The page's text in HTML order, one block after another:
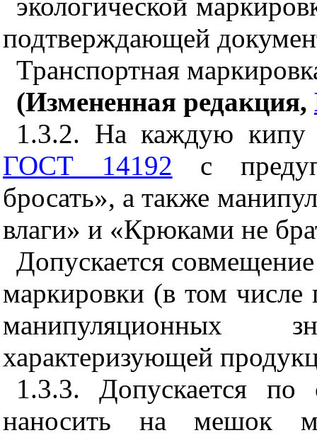
подтверждающей
Транспортная
(Измененная редакция,
1.3.2. На каждую кипу
ГОСТ 14192 с
бросать», а также
влаги» и «Крюками не
Допускается
маркировки (в том числе
манипуляционных
характеризующей
1.3.3. Допускается по
наносить на мешок